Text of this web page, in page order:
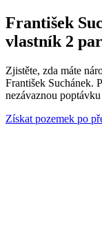
František
vlastník 2
Zjistěte, zda máte
František Suchánek.
nezávaznou
Získat pozemek po